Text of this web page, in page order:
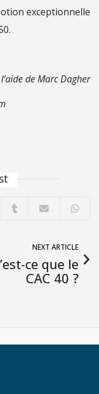
exceptionnelle
de Marc Dagher
NEXT ARTICLE
ce que le
CAC 40 ?